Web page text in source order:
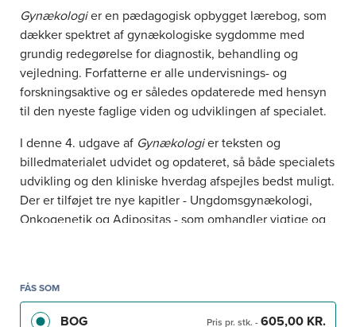
Gynækologier en pædagogisk opbygget lærebog, som
dækker spektret af gynækologiske sygdomme med
grundig redegørelse for diagnostik, behandling og
vejledning. Forfatterne er alle undervisnings- og
forskningsaktive og er således opdaterede med hensyn
til den nyeste faglige viden og udviklingen af specialet.
I denne 4. udgave af Gynækologier teksten og
billedmaterialet udvidet og opdateret, så både specialets
udvikling og den kliniske hverdag afspejles bedst muligt.
Der er tilføjet tre nye kapitler - Ungdomsgynækologi,
Onkogenetik og Adipositas - som omhandler vigtige og
med klinisk praksis, nu en del af denne bog.
FÅS SOM
BOG Pris pr. stk. - 605,00 KR.